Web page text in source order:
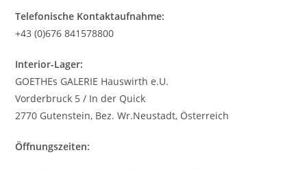
Telefonische Kontaktaufnahme:
+43 (0)676 841578800
Interior-Lager:
GOETHEs GALERIE Hauswirth e.U.
Vorderbruck 5 / In der Quick
2770 Gutenstein, Bez. Wr.Neustadt, Österreich
Öffnungszeiten: